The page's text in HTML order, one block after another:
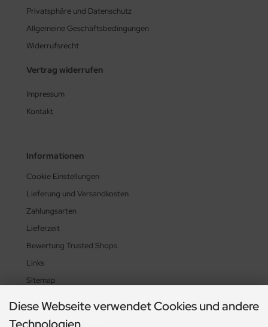
Privatsphäre und Datenschutz
Allgemeine Geschäftsbedingungen
Widerrufsrecht
Vertrag widerrufen
Impressum
Kontakt
Informationen
Cookie Einstellungen
Lieferung und Versandkosten
Zahlungsarten
Lieferzeit
Bewertung Trusted Shops
Links
Sitemap
Zahlungsmethoden
Diese Webseite verwendet Cookies und andere